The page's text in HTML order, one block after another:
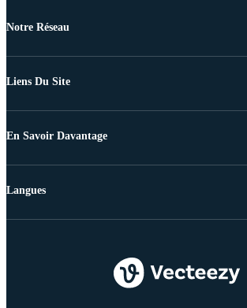
Notre Réseau
Liens Du Site
En Savoir Davantage
Langues